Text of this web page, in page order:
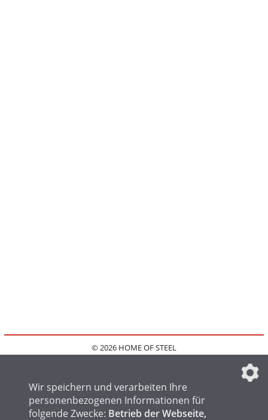
© 2026 HOME OF STEEL
IMPRESSUM
FAQ
DATENSCHUTZEINSTELLUNGEN
Wir speichern und verarbeiten Ihre
personenbezogenen Informationen für
folgende Zwecke: Betrieb der Webseite,